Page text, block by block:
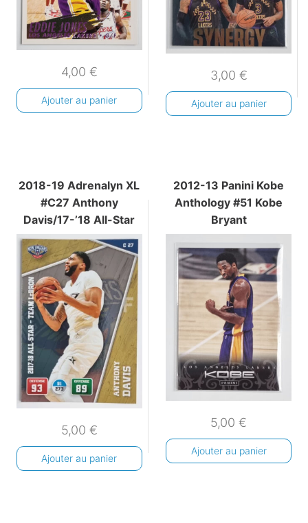
4,00 €
Ajouter au panier
3,00 €
Ajouter au panier
2018-19 Adrenalyn XL
#C27 Anthony
Davis/17-’18 All-Star
5,00 €
Ajouter au panier
2012-13 Panini Kobe
Anthology #51 Kobe
Bryant
5,00€
Ajouter au panier